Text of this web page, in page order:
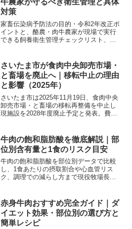
牛農家が守るべき衛生管理と具体
対策
家畜伝染病予防法の目的・令和2年改正ポ
イントと、酪農・肉牛農家が現場で実行
できる飼養衛生管理チェックリスト、発
さいたま市が食肉中央卸売市場・
と畜場を廃止へ｜移転中止の理由
と影響（2025年）
さいたま市は2025年11月19日、食肉中央
卸売市場・と畜場の移転再整備を中止し
現施設を2028年度廃止予定と発表。費用
述。最新情報とFAQ付きで解説。
牛肉の飽和脂肪酸を徹底解説｜部
位別含有量と1食のリスク目安
牛肉の飽和脂肪酸を部位別データで比較
し、1食あたりの摂取割合や心血管リス
ク、調理での減らし方まで現役牧場長が
赤身牛肉おすすめ完全ガイド｜ダ
イエット効果・部位別の選び方と
簡単レシピ